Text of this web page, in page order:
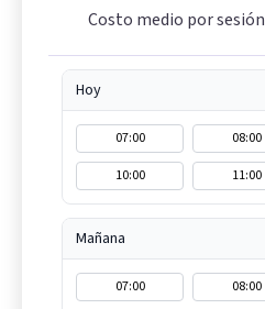
Costo medio por sesión
Hoy
07:00 08:00
10:00
11:00
Mañana
07:00 08:00